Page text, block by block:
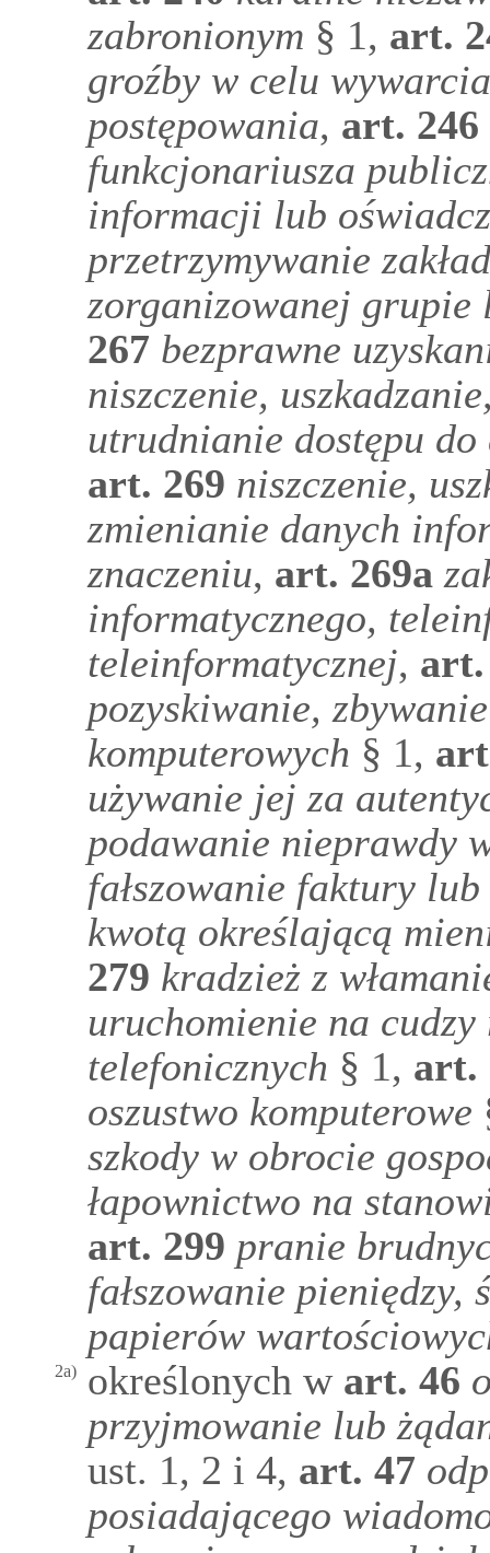
zabronionym § 1, art.
groźby w celu
postępowania, art. 246
funkcjonariusza
informacji lub
przetrzymywanie
zorganizowanej grupie
267 bezprawne
niszczenie,
utrudnianie dostępu
art. 269 niszczenie,
zmienianie danych
znaczeniu, art. 269a
informatycznego,
teleinformatycznej,
pozyskiwanie,
komputerowych § 1,
używanie jej za
podawanie nieprawdy
fałszowanie faktury
kwotą określającą
279 kradzież z
uruchomienie na
telefonicznych § 1, art.
oszustwo komputerowe
szkody w obrocie
łapownictwo na
art. 299 pranie
fałszowanie pieniędzy,
papierów
2a) określonych wart. 46
przyjmowanie lub
ust. 1, 2 i 4, art. 47
posiadającego